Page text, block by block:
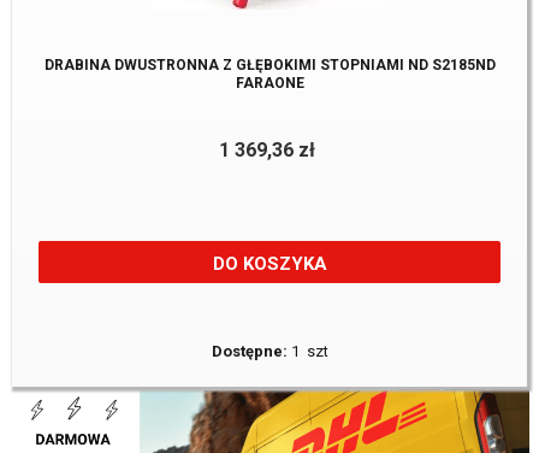
DRABINA DWUSTRONNA Z GŁĘBOKIMI STOPNIAMI ND S2185ND
FARAONE
1 369,36 zł
DO KOSZYKA
Dostępne: 1 szt